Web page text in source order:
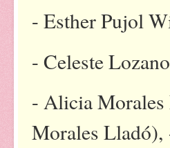
- Esther Pujol
- Celeste
- Alicia Morales
Morales Lladó),